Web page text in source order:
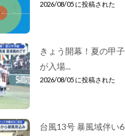
2026/08/05 に投稿された
きょう開幕！夏の甲
が入場...
2026/08/05 に投稿された
台風13号 暴風域伴い